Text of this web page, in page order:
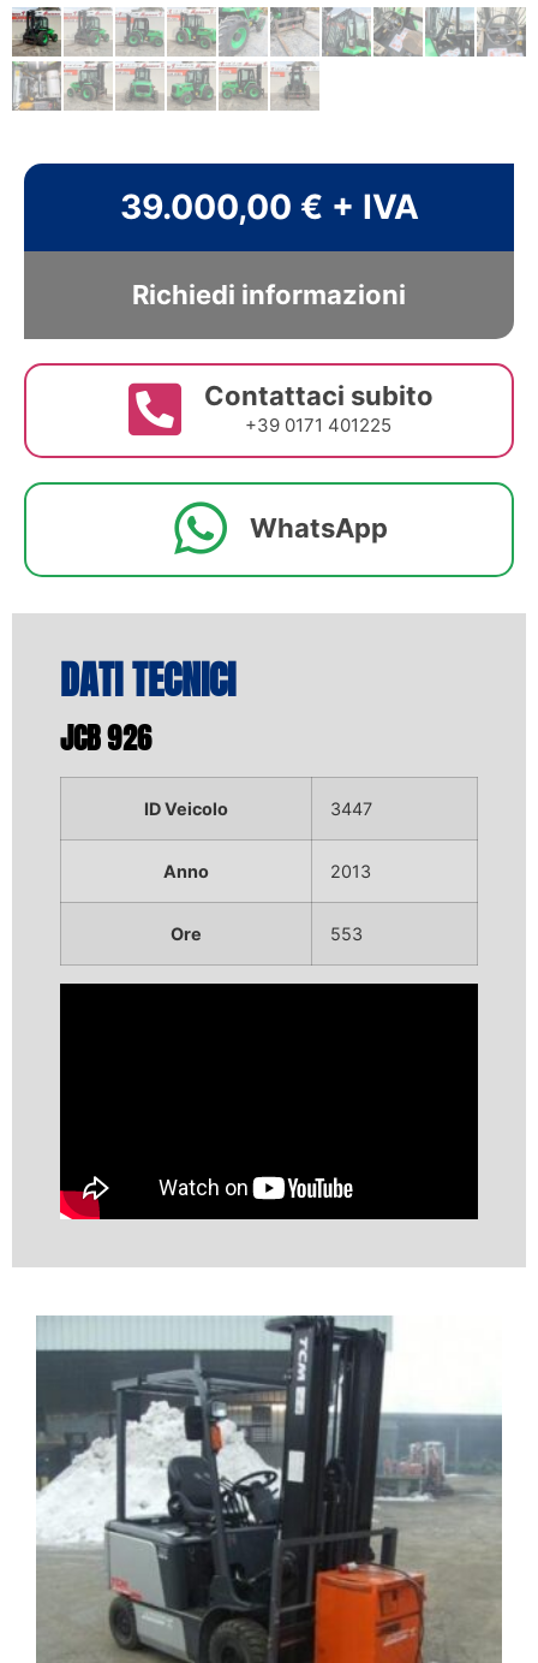
39.000,00 € + IVA
Richiedi informazioni
Contattaci subito
+39 0171 401225
WhatsApp
DATI TECNICI
JCB 926
ID Veicolo 3447
Anno 2013
Ore 553